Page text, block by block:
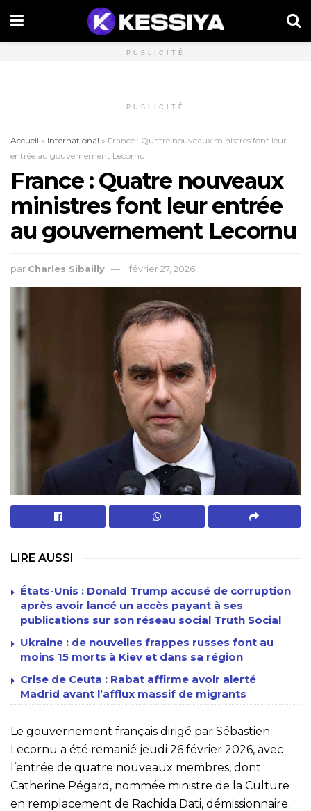
PUBLICITÉ
PUBLICITÉ
Accueil » International » France : Quatre nouveaux ministres font leur
entrée au gouvernement Lecornu
France : Quatre nouveaux
ministres font leur entrée
au gouvernement Lecornu
par Charles Sibailly février 27, 2026
LIRE AUSSI
États-Unis : Donald Trump accusé de corruption
après avoir lancé un accès payant à ses
publications sur son réseau social Truth Social
Ukraine : de nouvelles frappes russes font au
moins 15 morts à Kiev et dans sa région
Crise de Ceuta : Rabat affirme avoir alerté
Madrid avant l’afflux massif de migrants
Le gouvernement français dirigé par Sébastien
Lecornu a été remanié jeudi 26 février 2026, avec
l’entrée de quatre nouveaux membres, dont
Catherine Pégard, nommée ministre de la Culture
en remplacement de Rachida Dati, démissionnaire.